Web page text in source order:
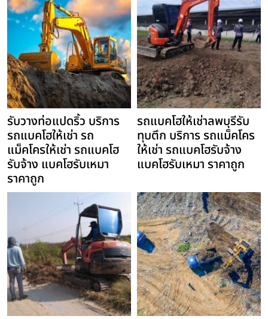
รับวางท่อแปดริ้ว บริการ
รถแบคโฮให้เช่า รถ
แม็คโครให้เช่า รถแบคโฮ
รับจ้าง แบคโฮรับเหมา
ราคาถูก
รถแบคโฮให้เช่าลพบุรีรับ
ทุบตึก บริการ รถแม็คโคร
ให้เช่า รถแบคโฮรับจ้าง
แบคโฮรับเหมา ราคาถูก